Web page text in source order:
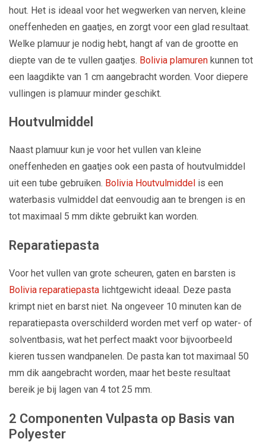
hout. Het is ideaal voor het wegwerken van nerven, kleine
oneffenheden en gaatjes, en zorgt voor een glad resultaat.
Welke plamuur je nodig hebt, hangt af van de grootte en
diepte van de te vullen gaatjes. Bolivia plamuren kunnen tot
een laagdikte van 1 cm aangebracht worden. Voor diepere
vullingen is plamuur minder geschikt.
Houtvulmiddel
Naast plamuur kun je voor het vullen van kleine
oneffenheden en gaatjes ook een pasta of houtvulmiddel
uit een tube gebruiken. Bolivia Houtvulmiddel is een
waterbasis vulmiddel dat eenvoudig aan te brengen is en
tot maximaal 5 mm dikte gebruikt kan worden.
Reparatiepasta
Voor het vullen van grote scheuren, gaten en barsten is
Bolivia reparatiepasta lichtgewicht ideaal. Deze pasta
krimpt niet en barst niet. Na ongeveer 10 minuten kan de
reparatiepasta overschilderd worden met verf op water- of
solventbasis, wat het perfect maakt voor bijvoorbeeld
kieren tussen wandpanelen. De pasta kan tot maximaal 50
mm dik aangebracht worden, maar het beste resultaat
bereik je bij lagen van 4 tot 25 mm.
2 Componenten Vulpasta op Basis van
Polyester